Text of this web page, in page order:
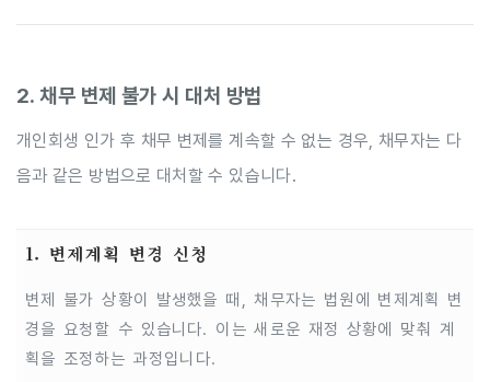
2. 채무 변제 불가 시 대처 방법
개인회생 인가 후 채무 변제를 계속할 수 없는 경우, 채무자는 다
음과 같은 방법으로 대처할 수 있습니다.
1. 변제계획 변경 신청
변제 불가 상황이 발생했을 때, 채무자는 법원에 변제계획 변
경을 요청할 수 있습니다. 이는 새로운 재정 상황에 맞춰 계
획을 조정하는 과정입니다.